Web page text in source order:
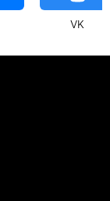
VK